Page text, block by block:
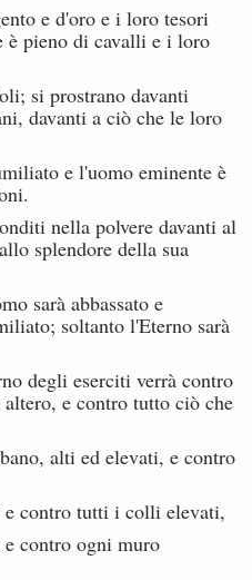
e d'oro e i loro tesori
è pieno di cavalli e i loro
si prostrano davanti
davanti a ciò che le loro
e l'uomo eminente è
nella polvere davanti al
splendore della sua
sarà abbassato e
soltanto l'Eterno sarà
degli eserciti verrà contro
e contro tutto ciò che
alti ed elevati, e contro
contro tutti i colli elevati,
contro ogni muro